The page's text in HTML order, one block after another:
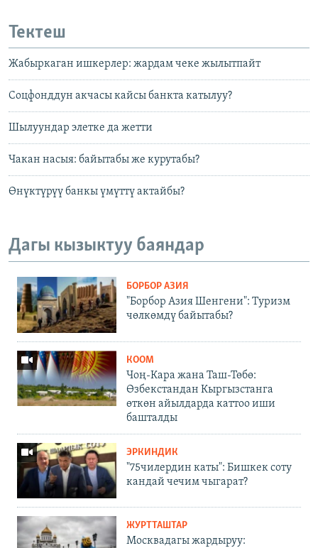
Тектеш
Жабыркаган ишкерлер: жардам чеке жылытпайт
Соцфонддун акчасы кайсы банкта катылуу?
Шылуундар элетке да жетти
Чакан насыя: байытабы же курутабы?
Өнүктүрүү банкы үмүттү актайбы?
Дагы кызыктуу баяндар
БОРБОР АЗИЯ
"Борбор Азия Шенгени": Туризм
чөлкөмдү байытабы?
КООМ
Чоң-Кара жана Таш-Төбө:
Өзбекстандан Кыргызстанга
өткөн айылдарда каттоо иши
башталды
ЭРКИНДИК
"75чилердин каты": Бишкек соту
кандай чечим чыгарат?
ЖУРТТАШТАР
Москвадагы жардыруу: